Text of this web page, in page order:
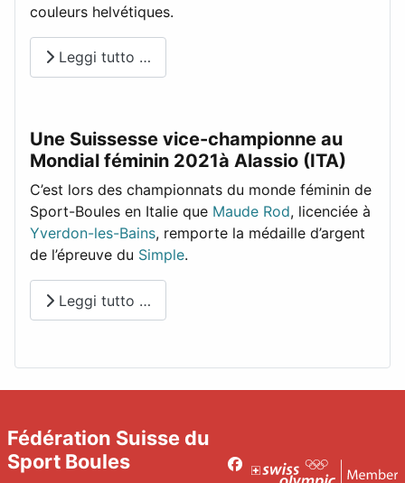
couleurs helvétiques.
Leggi tutto …
Une Suissesse vice-championne au
Mondial féminin 2021à Alassio (ITA)
C’est lors des championnats du monde féminin de
Sport-Boules en Italie que Maude Rod, licenciée à
Yverdon-les-Bains, remporte la médaille d’argent
de l’épreuve du Simple.
Leggi tutto …
Fédération Suisse du
Sport Boules
Facebook